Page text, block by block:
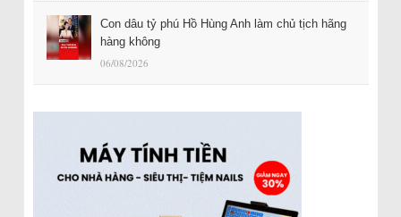
Con dâu tỷ phú Hồ Hùng Anh làm chủ tịch hãng
hàng không
06/08/2026